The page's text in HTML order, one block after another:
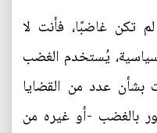
تكن غاضبًا، فأنت لا
يُستخدم الغضب
بشأن عدد من القضايا
بالغضب -أو غيره من